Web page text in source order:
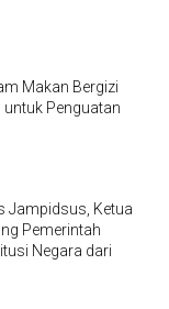
Makan Bergizi
Penguatan
Jampidsus, Ketua
Pemerintah
Negara dari